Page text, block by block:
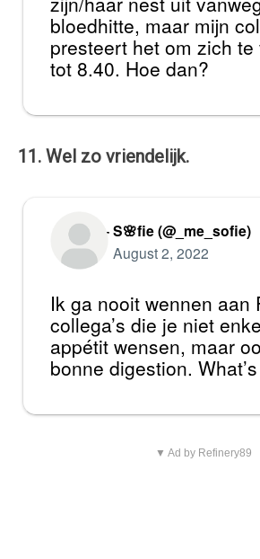
bloedhitte, maar mijn
presteert het om zich te
tot 8.40. Hoe dan?
11. Wel zo vriendelijk.
Ik ga nooit wennen aan
collega’s die je niet
appétit wensen, maar
bonne digestion.
— S🌸fie (@_me_sofie)
August 2, 2022
▼ Ad by Refinery89